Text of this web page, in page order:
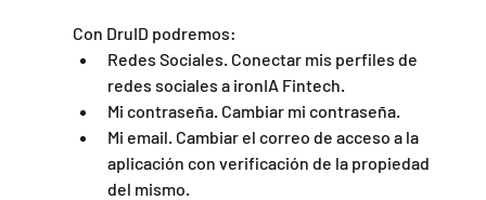
Con DruID podremos:
Redes Sociales. Conectar mis perfiles de
redes sociales a ironIA Fintech.
Mi contraseña. Cambiar mi contraseña.
Mi email. Cambiar el correo de acceso a la
aplicación con verificación de la propiedad
del mismo.